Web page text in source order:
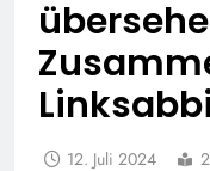
12. Juli 2024